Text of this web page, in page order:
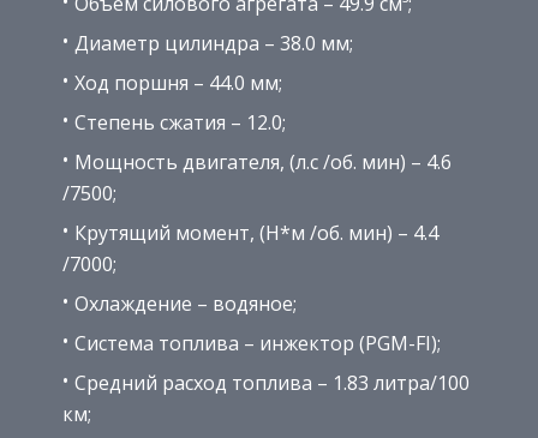
Диаметр цилиндра – 38.0 мм;
Ход поршня – 44.0 мм;
Степень сжатия – 12.0;
Мощность двигателя, (л.с /об. мин) – 4.6
/7500;
Крутящий момент, (H*м /об. мин) – 4.4
/7000;
Охлаждение – водяное;
Система топлива – инжектор (PGM-FI);
Средний расход топлива – 1.83 литра/100
км;